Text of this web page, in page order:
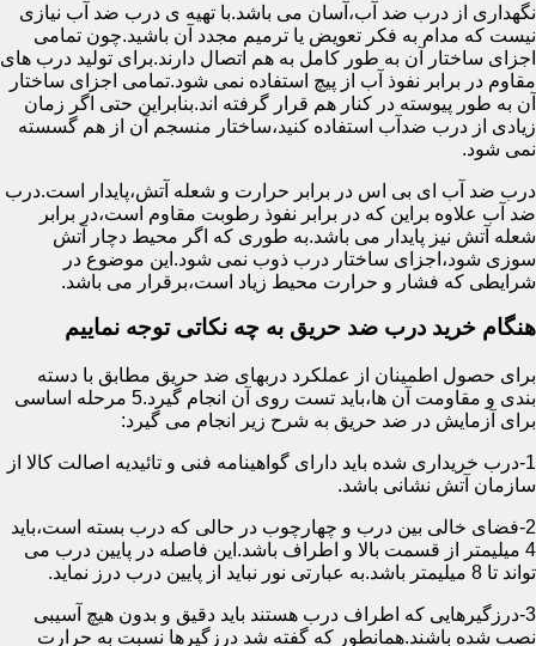
نگهداری از درب ضد آب،آسان می باشد.با تهیه ی درب ضد آب نیازی
نیست که مدام به فکر تعویض یا ترمیم مجدد آن باشید.چون تمامی
اجزای ساختار آن به طور کامل به هم اتصال دارند.برای تولید درب های
مقاوم در برابر نفوذ آب از پیچ استفاده نمی شود.تمامی اجزای ساختار
آن به طور پیوسته در کنار هم قرار گرفته اند.بنابراین حتی اگر زمان
زیادی از درب ضدآب استفاده کنید،ساختار منسجم آن از هم گسسته
نمی شود.
درب ضد آب ای بی اس در برابر حرارت و شعله آتش،پایدار است.درب
ضد آب علاوه براین که در برابر نفوذ رطوبت مقاوم است،در برابر
شعله آتش نیز پایدار می باشد.به طوری که اگر محیط دچار آتش
سوزی شود،اجزای ساختار درب ذوب نمی شود.این موضوع در
شرایطی که فشار و حرارت محیط زیاد است،برقرار می باشد.
هنگام خرید درب ضد حریق به چه نکاتی توجه نماییم
برای حصول اطمینان از عملکرد دربهای ضد حریق مطابق با دسته
بندی و مقاومت آن ها،باید تست روی آن انجام گیرد.5 مرحله اساسی
برای آزمایش در ضد حریق به شرح زیر انجام می گیرد:
1-درب خریداری شده باید دارای گواهینامه فنی و تائیدیه اصالت کالا از
سازمان آتش نشانی باشد.
2-فضای خالی بین درب و چهارچوب در حالی که درب بسته است،باید
4 میلیمتر از قسمت بالا و اطراف باشد.این فاصله در پایین درب می
تواند تا 8 میلیمتر باشد.به عبارتی نور نباید از پایین درب درز نماید.
3-درزگیرهایی که اطراف درب هستند باید دقیق و بدون هیچ آسیبی
نصب شده باشند.همانطور که گفته شد درزگیرها نسبت به حرارت